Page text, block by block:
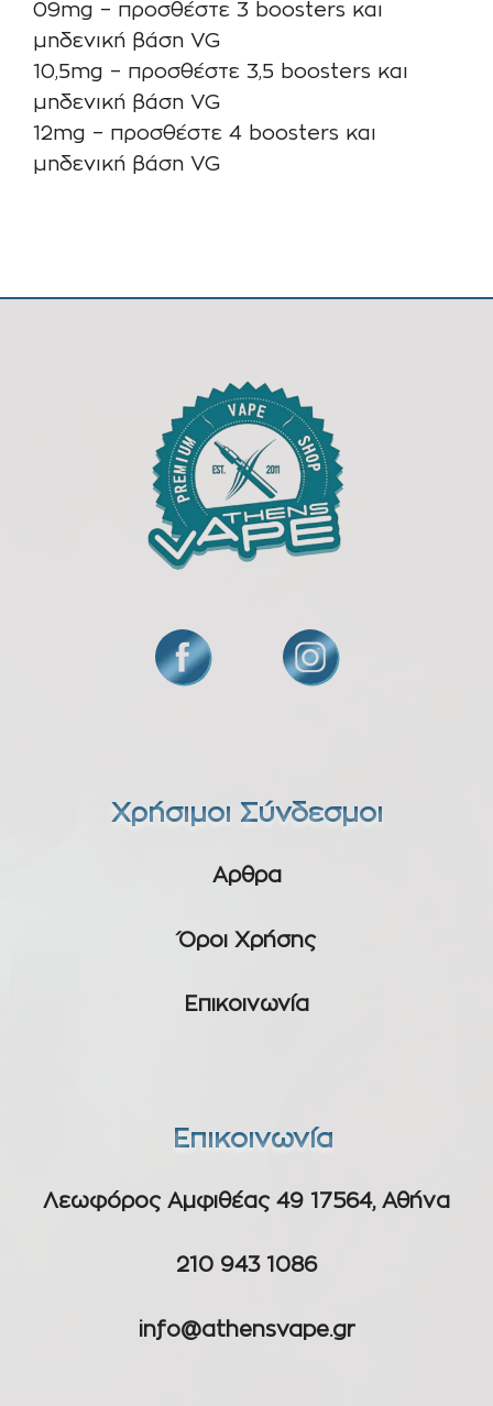
09mg – προσθέστε 3 boosters και
μηδενική βάση VG
10,5mg – προσθέστε 3,5 boosters και
μηδενική βάση VG
12mg – προσθέστε 4 boosters και
μηδενική βάση VG
Χρήσιμοι Σύνδεσμοι
Αρθρα
Όροι Χρήσης
Επικοινωνία
Επικοινωνία
Λεωφόρος Αμφιθέας 49 17564, Αθήνα
210 943 1086
info@athensvape.gr